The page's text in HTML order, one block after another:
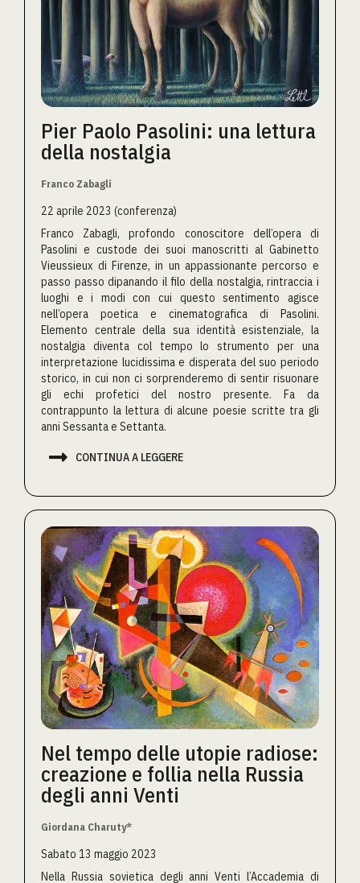
Pier Paolo Pasolini: una lettura
della nostalgia
Franco Zabagli
22 aprile 2023 (conferenza)
Franco Zabagli, profondo conoscitore dell’opera di
Pasolini e custode dei suoi manoscritti al Gabinetto
Vieussieux di Firenze, in un appassionante percorso e
passo passo dipanando il filo della nostalgia, rintraccia i
luoghi e i modi con cui questo sentimento agisce
nell’opera poetica e cinematografica di Pasolini.
Elemento centrale della sua identità esistenziale, la
nostalgia diventa col tempo lo strumento per una
interpretazione lucidissima e disperata del suo periodo
storico, in cui non ci sorprenderemo di sentir risuonare
gli echi profetici del nostro presente. Fa da
contrappunto la lettura di alcune poesie scritte tra gli
anni Sessanta e Settanta.
 CONTINUA A LEGGERE
Nel tempo delle utopie radiose:
creazione e follia nella Russia
degli anni Venti
Giordana Charuty*
Sabato 13 maggio 2023
Nella Russia sovietica degli anni Venti l’Accademia di